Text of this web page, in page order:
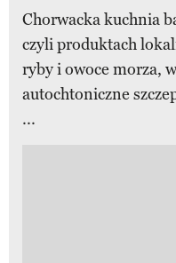
Chorwacka kuchnia
czyli produktach
ryby i owoce morza,
autochtoniczne
...